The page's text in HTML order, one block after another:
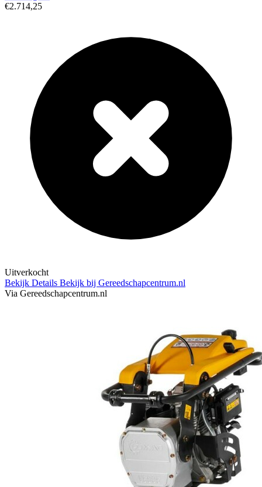
€2.714,25
Uitverkocht
Bekijk Details Bekijk bij Gereedschapcentrum.nl
Via Gereedschapcentrum.nl